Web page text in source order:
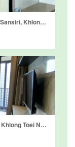
1 Bedroom Condo for Sale or Rent in HQ by Sansiri, Khlong Tan Nuea, Bangkok near BTS Thong Lo
1 Bedroom Condo for rent in Ashton Asoke, Khlong Toei Nuea, Bangkok near MRT Sukhumvit